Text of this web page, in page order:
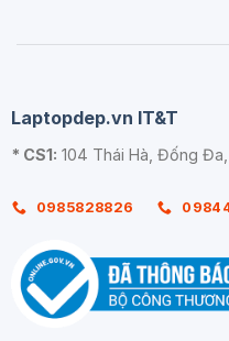
Laptopdep.vn IT&T
* CS1: 104 Thái Hà, Đống Đa,
0985828826